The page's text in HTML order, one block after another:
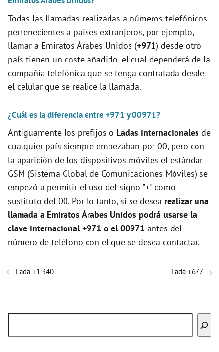
Todas las llamadas realizadas a números telefónicos
pertenecientes a paises extranjeros, por ejemplo,
llamar a Emiratos Árabes Unidos (+971) desde otro
país tienen un coste añadido, el cual dependerá de la
compañía telefónica que se tenga contratada desde
el celular que se realice la llamada.
¿Cuál es la diferencia entre +971 y 00971?
Antiguamente los prefijos o Ladas internacionales de
cualquier país siempre empezaban por 00, pero con
la aparición de los dispositivos móviles el estándar
GSM (Sistema Global de Comunicaciones Móviles) se
empezó a permitir el uso del signo "+" como
sustituto del 00. Por lo tanto, si se desea realizar una
llamada a Emiratos Árabes Unidos podrá usarse la
clave internacional +971 o el 00971 antes del
número de teléfono con el que se desea contactar.
Lada +1 340 Lada +677